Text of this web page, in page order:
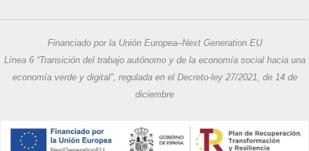
Financiado por la Unión Europea–Next Generation EU
Línea 6 “Transición del trabajo autónomo y de la economía social hacia una
economía verde y digital”, regulada en el Decreto-ley 27/2021, de 14 de
diciembre